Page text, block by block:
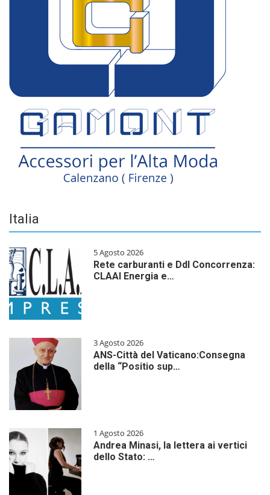
Italia
5 Agosto 2026
Rete carburanti e Ddl Concorrenza:
CLAAI Energia e…
3 Agosto 2026
ANS-Città del Vaticano:Consegna
della “Positio sup…
1 Agosto 2026
Andrea Minasi, la lettera ai vertici
dello Stato: …